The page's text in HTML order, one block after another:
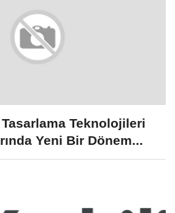
Teknolojileri
Yeni Bir Dönem...